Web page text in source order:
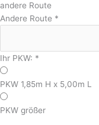
andere Route
Andere Route *
Ihr PKW: *
PKW 1,85m H x 5,00m L
PKW größer